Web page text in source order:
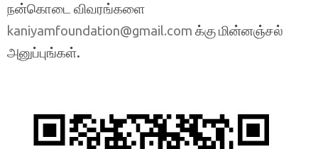
நன்கொடை விவரங்களை
kaniyamfoundation@gmail.com க்கு மின்னஞ்சல்
அனுப்புங்கள்.